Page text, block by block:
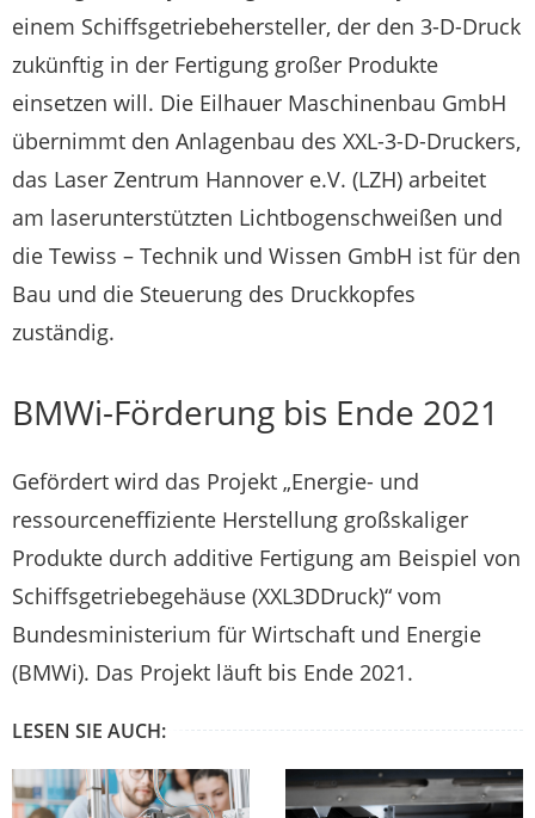
einem Schiffsgetriebehersteller, der den 3-D-Druck
zukünftig in der Fertigung großer Produkte
einsetzen will. Die Eilhauer Maschinenbau GmbH
übernimmt den Anlagenbau des XXL-3-D-Druckers,
das Laser Zentrum Hannover e.V. (LZH) arbeitet
am laserunterstützten Lichtbogenschweißen und
die Tewiss – Technik und Wissen GmbH ist für den
Bau und die Steuerung des Druckkopfes
zuständig.
BMWi-Förderung bis Ende 2021
Gefördert wird das Projekt „Energie- und
ressourceneffiziente Herstellung großskaliger
Produkte durch additive Fertigung am Beispiel von
Schiffsgetriebegehäuse (XXL3DDruck)“ vom
Bundesministerium für Wirtschaft und Energie
(BMWi). Das Projekt läuft bis Ende 2021.
LESEN SIE AUCH: